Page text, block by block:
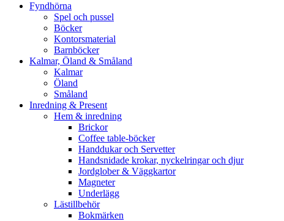
Fyndhörna
Spel och pussel
Böcker
Kontorsmaterial
Barnböcker
Kalmar, Öland & Småland
Kalmar
Öland
Småland
Inredning & Present
Hem & inredning
Brickor
Coffee table-böcker
Handdukar och Servetter
Handsnidade krokar, nyckelringar och djur
Jordglober & Väggkartor
Magneter
Underlägg
Lästillbehör
Bokmärken